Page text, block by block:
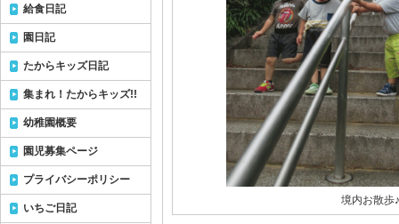
境内お散歩♪
給食日記
園日記
たからキッズ日記
集まれ！たからキッズ!!
幼稚園概要
園児募集ページ
プライバシーポリシー
いちご日記